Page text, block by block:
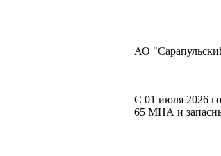
АО
С 01 июля 2026
65 МНА и